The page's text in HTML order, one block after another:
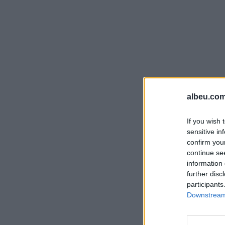
If you wish
sensitive
confirm
continue
information
further